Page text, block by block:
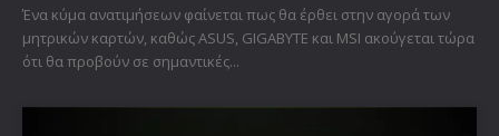
Ένα κύμα ανατιμήσεων φαίνεται πως θα έρθει στην αγορά των
μητρικών καρτών, καθώς ASUS, GIGABYTE και MSI ακούγεται τώρα
ότι θα προβούν σε σημαντικές...